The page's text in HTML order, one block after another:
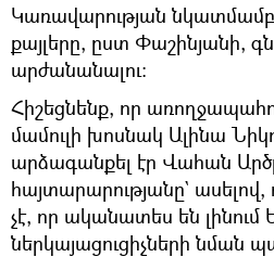
Կառավարության
քայլերը, ըստ Փաշինյանի,
արժանանալու։
Հիշեցնենք, որ
մամուլի խոսնակ Ալինա
արձագանքել էր Վահան
հայտարարությանը`
չէ, որ ականատես են լինում
ներկայացուցիչների նման